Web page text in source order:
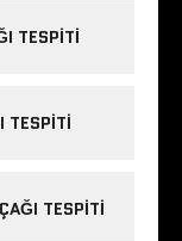
TESPITI
TESPITI
TESPITI